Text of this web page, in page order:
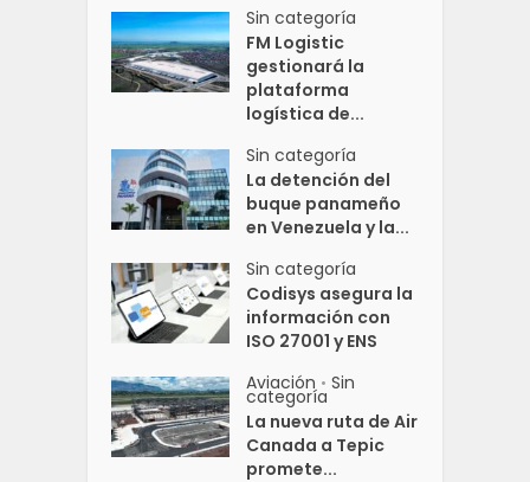
Sin categoría
FM Logistic
gestionará la
plataforma
logística de...
Sin categoría
La detención del
buque panameño
en Venezuela y la...
Sin categoría
Codisys asegura la
información con
ISO 27001 y ENS
Aviación • Sin
categoría
La nueva ruta de Air
Canada a Tepic
promete...